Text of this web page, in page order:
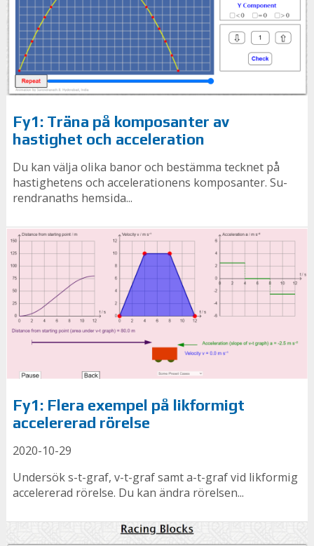
Fy1: Träna på komposanter av
hastighet och acceleration
Du kan välja olika banor och bestämma tecknet på
hastighetens och accelerationens komposanter. Su­
rendra­nat­hs hem­si­da...
Fy1: Flera exempel på likformigt
accelererad rörelse
2020-10-29
Undersök s-t-graf, v-t-graf samt a-t-graf vid likformig
accelererad rörelse. Du kan ändra rörelsen...